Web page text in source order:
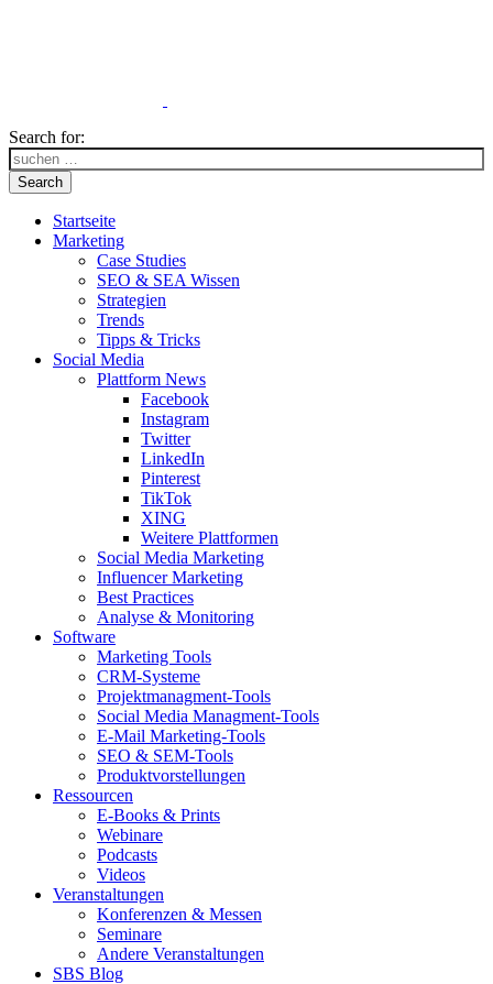
Search for:
Search
Startseite
Marketing
Case Studies
SEO & SEA Wissen
Strategien
Trends
Tipps & Tricks
Social Media
Plattform News
Facebook
Instagram
Twitter
LinkedIn
Pinterest
TikTok
XING
Weitere Plattformen
Social Media Marketing
Influencer Marketing
Best Practices
Analyse & Monitoring
Software
Marketing Tools
CRM-Systeme
Projektmanagment-Tools
Social Media Managment-Tools
E-Mail Marketing-Tools
SEO & SEM-Tools
Produktvorstellungen
Ressourcen
E-Books & Prints
Webinare
Podcasts
Videos
Veranstaltungen
Konferenzen & Messen
Seminare
Andere Veranstaltungen
SBS Blog